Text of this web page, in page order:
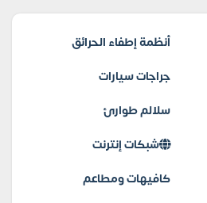
أنظمة إطفاء الحرائق
جراجات سيارات
سلالم طوارئ
شبكات إنترنت
كافيهات ومطاعم